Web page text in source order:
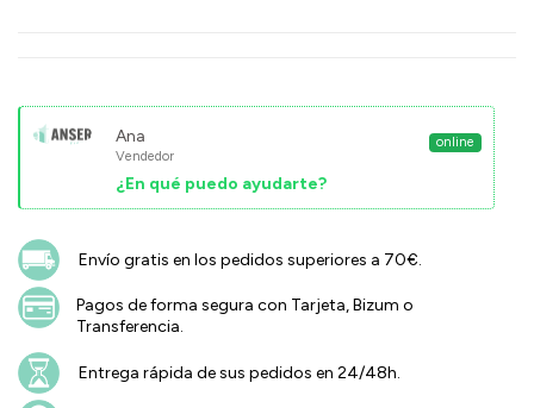
Ana
Vendedor
¿En qué puedo ayudarte?
online
Envío gratis en los pedidos superiores a 70€.
Pagos de forma segura con Tarjeta, Bizum o
Transferencia.
Entrega rápida de sus pedidos en 24/48h.